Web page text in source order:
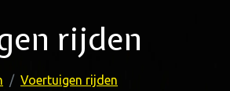
rijden
Voertuigen rijden